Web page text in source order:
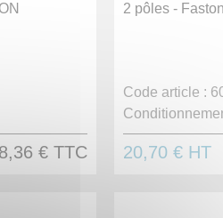
€ TTC
2 pôles -
Code article :
20,70 € HT